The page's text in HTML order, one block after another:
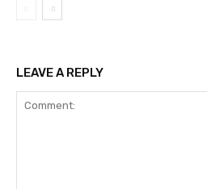
LEAVE A REPLY